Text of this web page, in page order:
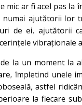
mic ar fi acel pas la
ajutătorii lor
de ei, ajutătorii
vibraționale
la un moment la
împletind unele
astfel
la fiecare